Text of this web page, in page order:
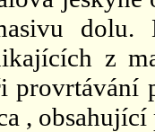
dolu.
z
provrtávání
,